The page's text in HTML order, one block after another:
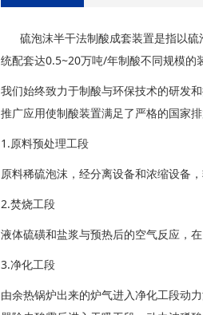
硫泡沫半干法制酸成套装置是指以硫
统配套达0.5~20万吨/年制酸不同规模的
我们始终致力于制酸与环保技术的研发
推广应用使制酸装置满足了严格的国家
1.原料预处理工段
原料稀硫泡沫，经分离设备和浓缩设备
2.焚烧工段
液体硫磺和盐浆与预热后的空气反应，
3.净化工段
由余热锅炉出来的炉气进入净化工段动